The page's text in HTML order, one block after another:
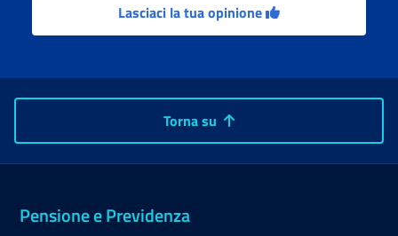
Lasciaci la tua opinione
Torna su
Pensione e Previdenza